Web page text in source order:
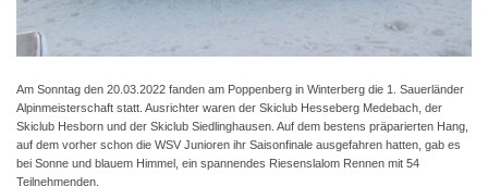
Am Sonntag den 20.03.2022 fanden am Poppenberg in Winterberg die 1. Sauerländer
Alpinmeisterschaft statt. Ausrichter waren der Skiclub Hesseberg Medebach, der
Skiclub Hesborn und der Skiclub Siedlinghausen. Auf dem bestens präparierten Hang,
auf dem vorher schon die WSV Junioren ihr Saisonfinale ausgefahren hatten, gab es
bei Sonne und blauem Himmel, ein spannendes Riesenslalom Rennen mit 54
Teilnehmenden.